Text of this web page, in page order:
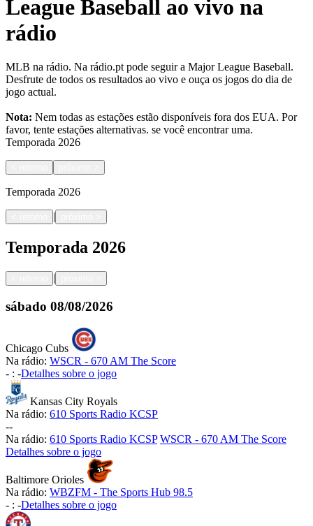
League Baseball ao vivo na
rádio
MLB na rádio. Na rádio.pt pode seguir a Major League Baseball.
Desfrute de todos os resultados ao vivo e ouça os jogos do dia de
jogo actual.
Nota: Nem todas as estações estão disponíveis fora dos EUA. Por
favor, tente estações alternativas. se você encontrar uma.
Temporada 2026
Temporada 2026
|
Temporada 2026
|
sábado 08/08/2026
Chicago Cubs
Na rádio: WSCR - 670 AM The Score
- : -Detalhes sobre o jogo
Kansas City Royals
Na rádio: 610 Sports Radio KCSP
--
Na rádio: 610 Sports Radio KCSP WSCR - 670 AM The Score
Detalhes sobre o jogo
Baltimore Orioles
Na rádio: WBZFM - The Sports Hub 98.5
- : -Detalhes sobre o jogo